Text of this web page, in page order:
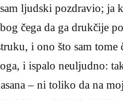
ljudski pozdravio; ja
čega da ga drukčije
i ono što sam
i ispalo neuljudno:
– ni toliko da na